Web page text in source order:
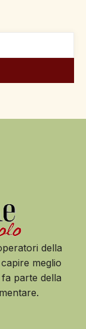
della
meglio
parte della